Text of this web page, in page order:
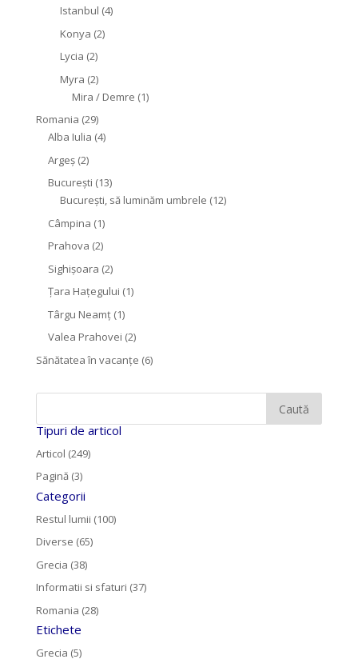
Istanbul (4)
Konya (2)
Lycia (2)
Myra (2)
Mira / Demre (1)
Romania (29)
Alba Iulia (4)
Argeș(2)
București (13)
București, să luminăm umbrele (12)
Câmpina (1)
Prahova (2)
Sighişoara (2)
Țara Hațegului (1)
Târgu Neamţ(1)
Valea Prahovei (2)
Sănătatea în vacanțe (6)
Tipuri de articol
Articol (249)
Pagină (3)
Categorii
Restul lumii (100)
Diverse (65)
Grecia (38)
Informatii si sfaturi (37)
Romania (28)
Etichete
Grecia (5)